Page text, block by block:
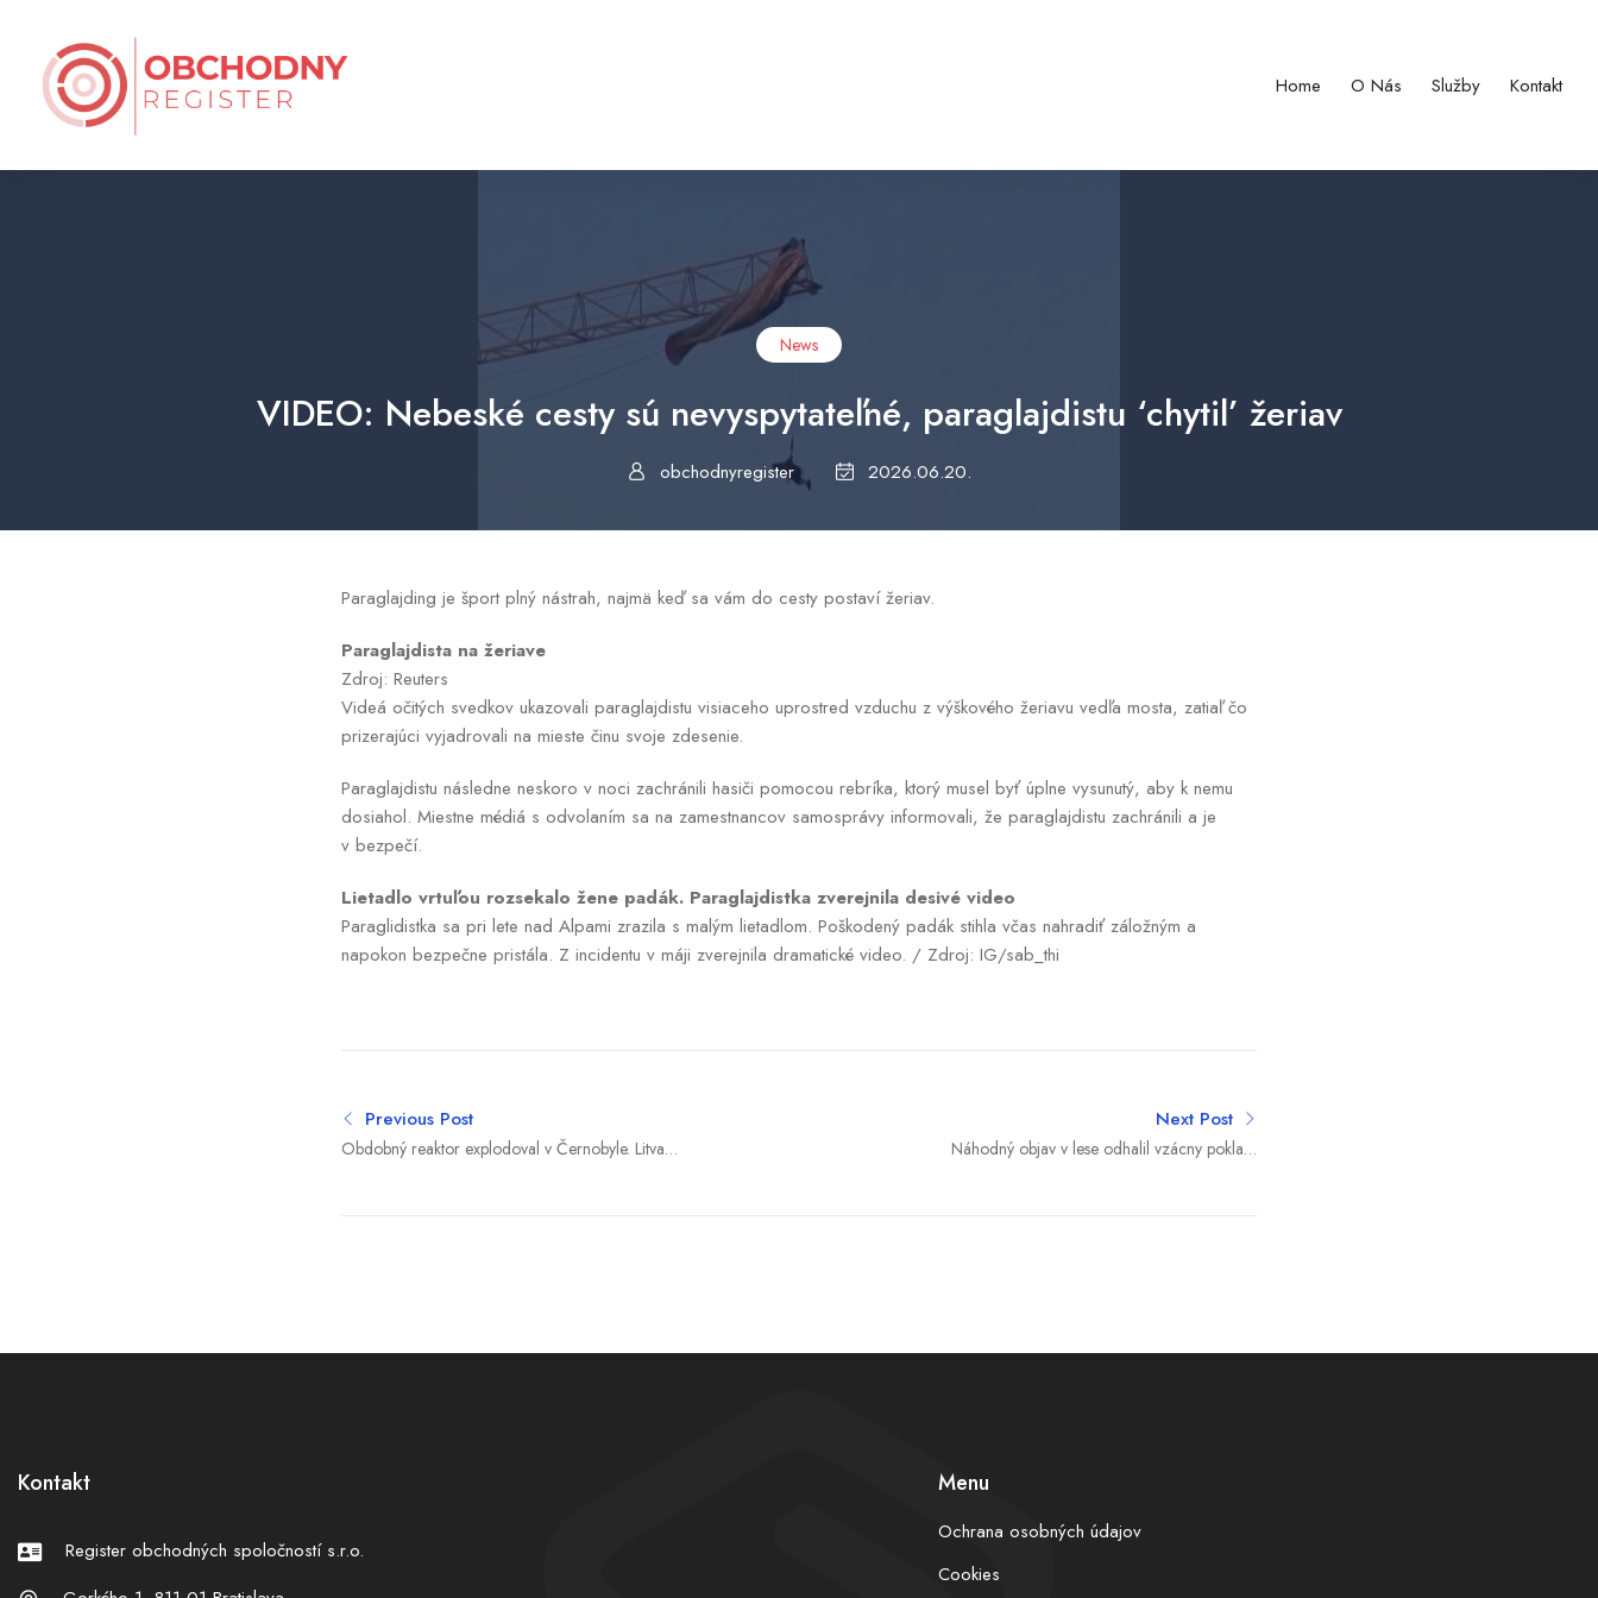
Home O Nás Služby Kontakt
News
VIDEO: Nebeské cesty sú nevyspytateľné, paraglajdistu ‘chytil’ žeriav
obchodnyregister 2026.06.20.
Paraglajding je šport plný nástrah, najmä keď sa vám do cesty postaví žeriav.
Paraglajdista na žeriave
Zdroj: Reuters
Videá očitých svedkov ukazovali paraglajdistu visiaceho uprostred vzduchu z výškového žeriavu vedľa mosta, zatiaľ čo
prizerajúci vyjadrovali na mieste činu svoje zdesenie.
Paraglajdistu následne neskoro v noci zachránili hasiči pomocou rebríka, ktorý musel byť úplne vysunutý, aby k nemu
dosiahol. Miestne médiá s odvolaním sa na zamestnancov samosprávy informovali, že paraglajdistu zachránili a je
v bezpečí.
Lietadlo vrtuľou rozsekalo žene padák. Paraglajdistka zverejnila desivé video
Paraglidistka sa pri lete nad Alpami zrazila s malým lietadlom. Poškodený padák stihla včas nahradiť záložným a
napokon bezpečne pristála. Z incidentu v máji zverejnila dramatické video. / Zdroj: IG/sab_thi
Previous Post
Obdobný reaktor explodoval v Černobyle. Litva
Next Post
Náhodný objav v lese odhalil vzácny poklad.
Kontakt
Register obchodných spoločností s.r.o.
Menu
Ochrana osobných údajov
Cookies